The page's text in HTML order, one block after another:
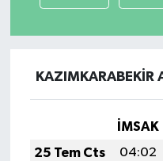
KAZIMKARABEKİR
İMSAK
25 Tem Cts
04:02